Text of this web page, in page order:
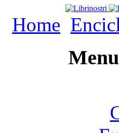
Home